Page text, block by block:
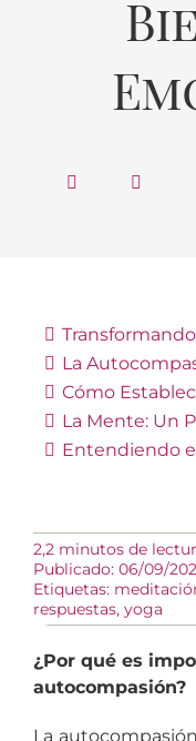
La
Cómo
La Mente: Un
Entendiendo
2,2 minutos de
Publicado: 06/09/
Etiquetas:
respuestas, yoga
¿Por qué es
autocompasión?
La